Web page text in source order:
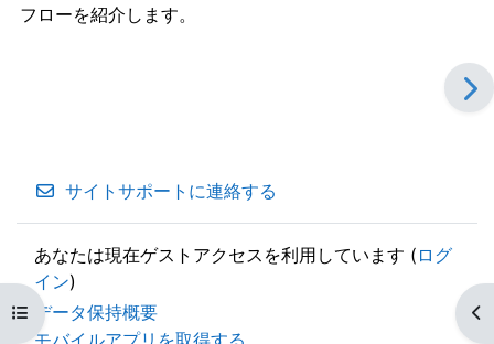
コースインデックスを開く ブ
フローを紹介します。
サイトサポートに連絡する
あなたは現在ゲストアクセスを利用しています ( ログ
イン)
データ保持概要